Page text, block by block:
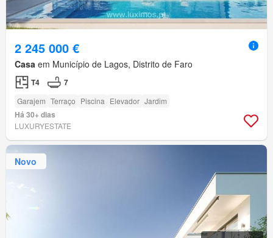
2 245 000 €
Casa em Município de Lagos, Distrito de Faro
T4 7
Garajem Terraço Piscina Elevador Jardim
Há 30+ dias
LUXURYESTATE
Novo